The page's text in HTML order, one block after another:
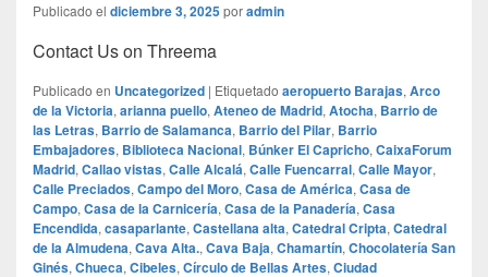
Publicado el diciembre 3, 2025poradmin
Contact Us on Threema
Publicado en Uncategorized | Etiquetado aeropuerto Barajas, Arco
de la Victoria, arianna puello, Ateneo de Madrid, Atocha, Barrio de
las Letras, Barrio de Salamanca, Barrio del Pilar, Barrio
Embajadores, Biblioteca Nacional, Búnker El Capricho, CaixaForum
Madrid, Callao vistas, Calle Alcalá, Calle Fuencarral, Calle Mayor,
Calle Preciados, Campo del Moro, Casa de América, Casa de
Campo, Casa de la Carnicería, Casa de la Panadería, Casa
Encendida, casaparlante, Castellana alta, Catedral Cripta, Catedral
de la Almudena, Cava Alta., Cava Baja, Chamartín, Chocolatería San
Ginés, Chueca, Cibeles, Círculo de Bellas Artes, Ciudad